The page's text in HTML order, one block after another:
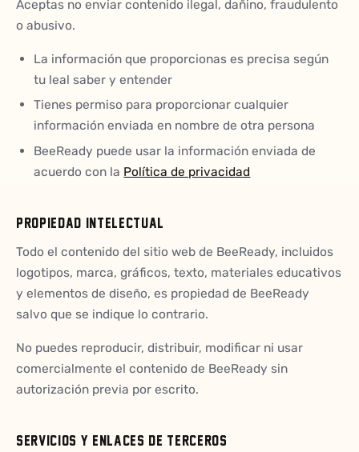
Aceptas no enviar contenido ilegal, dañino, fraudulento
o abusivo.
La información que proporcionas es precisa según
tu leal saber y entender
Tienes permiso para proporcionar cualquier
información enviada en nombre de otra persona
BeeReady puede usar la información enviada de
acuerdo con la Política de privacidad
PROPIEDAD INTELECTUAL
Todo el contenido del sitio web de BeeReady, incluidos
logotipos, marca, gráficos, texto, materiales educativos
y elementos de diseño, es propiedad de BeeReady
salvo que se indique lo contrario.
No puedes reproducir, distribuir, modificar ni usar
comercialmente el contenido de BeeReady sin
autorización previa por escrito.
SERVICIOS Y ENLACES DE TERCEROS